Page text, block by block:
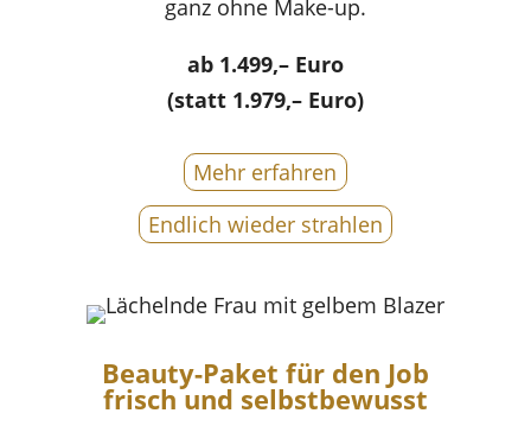
ganz ohne Make-up.
ab 1.499,– Euro
(statt 1.979,– Euro)
Mehr erfahren
Endlich wieder strahlen
Beauty-Paket für den Job
frisch und selbstbewusst